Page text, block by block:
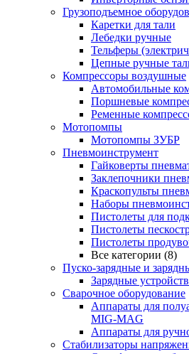
Грузоподъемное
Каретки для тали
Лебедки ручные
Тельферы
Цепные ручные
Компрессоры воздушные
Автомобильные
Поршневые
Ременные
Мотопомпы
Мотопомпы ЗУБР
Пневмоинструмент
Гайковерты
Заклепочники
Краскопульты
Наборы
Пистолеты для
Пистолеты
Пистолеты
Все категории (8)
Пуско-зарядные и
Зарядные
Сварочное оборудование
Аппараты для
MIG-MAG
Аппараты для
Стабилизаторы